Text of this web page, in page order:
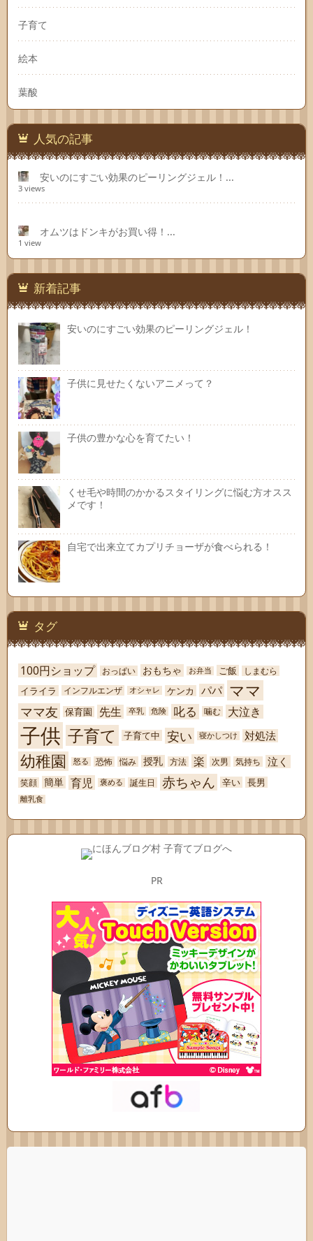
子育て
絵本
葉酸
人気の記事
安いのにすごい効果のピーリングジェル！...
3 views
オムツはドンキがお買い得！...
1 view
新着記事
安いのにすごい効果のピーリングジェル！
子供に見せたくないアニメって？
子供の豊かな心を育てたい！
くせ毛や時間のかかるスタイリングに悩む方オスス
メです！
自宅で出来立てカプリチョーザが食べられる！
タグ
100円ショップ おっぱい おもちゃ お弁当 ご飯 しまむら
イライラ インフルエンザ オシャレ ケンカ パパ ママ
ママ友 保育園 先生 卒乳 危険 叱る 噛む 大泣き
子供 子育て 子育て中 安い 寝かしつけ 対処法
幼稚園 怒る 恐怖 悩み 授乳 方法 楽 次男 気持ち 泣く
笑顔 簡単 育児 褒める 誕生日 赤ちゃん 辛い 長男
離乳食
PR